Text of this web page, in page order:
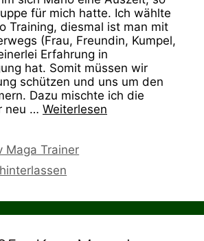
für mich hatte. Ich wählte
Training, diesmal ist man mit
(Frau, Freundin, Kumpel,
Erfahrung in
hat. Somit müssen wir
schützen und uns um den
Dazu mischte ich die
neu … Weiterlesen
Maga Trainer